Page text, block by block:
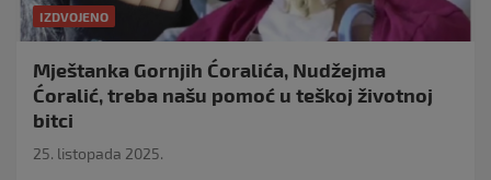
IZDVOJENO
Mještanka Gornjih Ćoralića, Nudžejma
Ćoralić, treba našu pomoć u teškoj životnoj
bitci
25. listopada 2025.